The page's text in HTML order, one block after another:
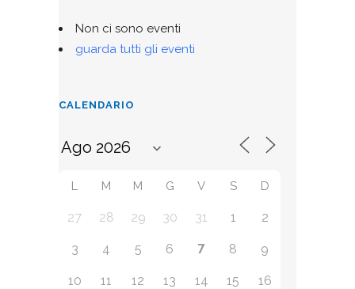
Non ci sono eventi
guarda tutti gli eventi
CALENDARIO
L M M G V S D
27 28 29 30 31 1 2
3 4 5 6 7 8 9
10 11 12 13 14 15 16